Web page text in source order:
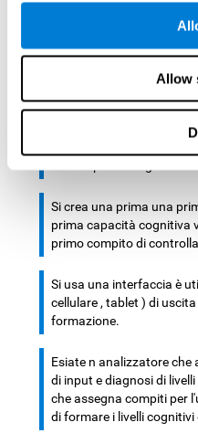
Allow
cognitivo dell'utente.
valutazione.
Si crea una prima una
prima capacità cognitiva
primo compito di
Si usa una interfaccia è
cellulare , tablet ) di
formazione.
Esiate n analizzatore
di input e diagnosi di
che assegna compiti per
di formare i livelli cognitivi